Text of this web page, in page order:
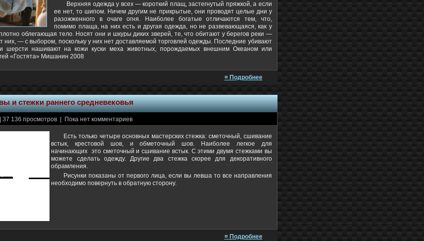
Верхняя одежда у всех — короткий плащ, застегнутый пряжкой, а если
ее нет, то шипом. Ничем другим не прикрытые, они проводят целые дни у
разожженного в очаге огня. Наиболее богатые отличаются тем, что,
помимо плаща, на них есть и другая одежда, но не развевающаяся, как у
облегающая тело. Носят они и шкуры диких зверей, те, что обитают у берегов реки —
них, — с выбором, поскольку у них нет доставляемой торговлей одежды. Последние убивают
шерсти нашивают на кожи куски меха животных, порождаемых внешним Океаном или
«Гостята» Мишанин 2008
¤ Подробнее
и стежки раннего средневековья
136 просмотров | Пока нет комментариев
Есть только четыре основных мастерских стежка: сметочный, сшивание
встык, крестовой шов, и обметочный шов. Наиболее легкое для
начинающих это сметочный и сшивание встык. С этими двумя стежками вы
можете сделать одежду. Другие два стежка скорее для декоративного
обрамления.
Рисунки показаны от первого лица, если вы левша то все направления
необходимо повернуть в обратную сторону.
¤ Подробнее